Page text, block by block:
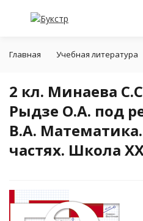
Главная Учебная литература
2 кл. Минаева
Рыдзе О.А. под
В.А.
частях. Школа